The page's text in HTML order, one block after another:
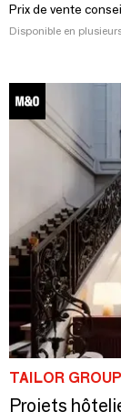
Prix de vente
Disponible en
TAILOR GROUP
Projets